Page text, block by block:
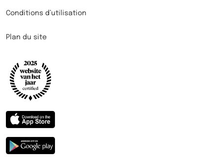
Conditions d’utilisation
Plan du site